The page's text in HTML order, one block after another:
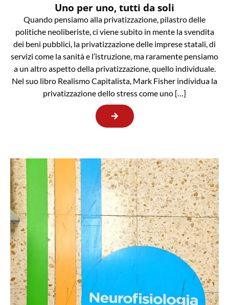
Uno per uno, tutti da soli
Quando pensiamo alla privatizzazione, pilastro delle
politiche neoliberiste, ci viene subito in mente la svendita
dei beni pubblici, la privatizzazione delle imprese statali, di
servizi come la sanità e l’istruzione, ma raramente pensiamo
a un altro aspetto della privatizzazione, quello individuale.
Nel suo libro Realismo Capitalista, Mark Fisher individua la
privatizzazione dello stress come uno […]